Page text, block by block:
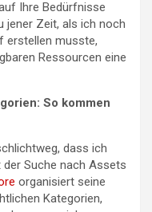
Ihre Bedürfnisse
jener Zeit, als ich noch
erstellen musste,
Ressourcen eine
So kommen
dass ich
Suche nach Assets
organisiert seine
Kategorien,